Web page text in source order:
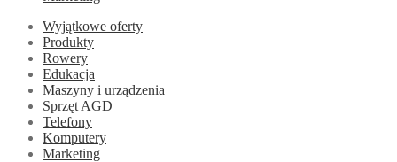
Wyjątkowe oferty
Produkty
Rowery
Edukacja
Maszyny i urządzenia
Sprzęt AGD
Telefony
Komputery
Marketing